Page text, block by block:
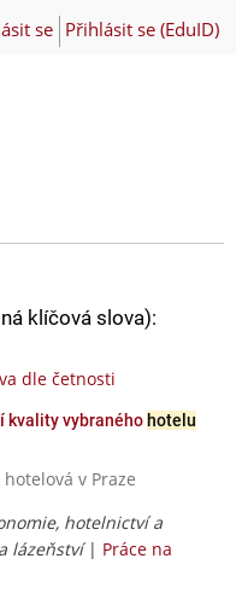
se Přihlásit se (EduID)
klíčová slova):
dle četnosti
kvality vybranéhohotelu
v Praze
hotelnictví a
lázeňství| Práce na